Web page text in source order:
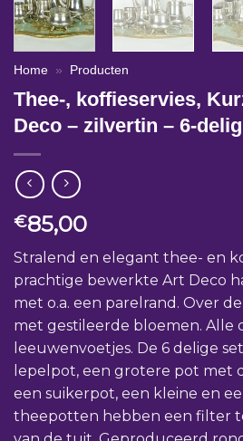
Home » Producten
Thee-, koffieservies,
Deco – zilvertin – 6-delig
€85,00
Stralend en elegant thee- en
prachtige bewerkte Art Deco
met o.a. een parelrand. Over
met gestileerde bloemen. Alle
leeuwenvoetjes. De 6 delige
lepelpot, een grotere pot met
een suikerpot, een kleine en
theepotten hebben een filter